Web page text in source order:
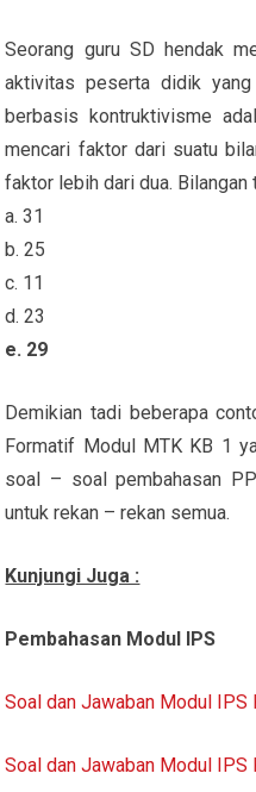
Seorang guru SD hendak
aktivitas peserta didik
berbasis kontruktivisme
mencari faktor dari suatu
faktor lebih dari dua. Bilangan
a. 31
b. 25
c. 11
d. 23
e. 29
Demikian tadi beberapa
Formatif Modul MTK KB 1
soal – soal pembahasan
untuk rekan – rekan semua.
Kunjungi Juga :
Pembahasan Modul IPS
Soal dan Jawaban Modul IPS
Soal dan Jawaban Modul IPS